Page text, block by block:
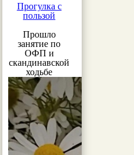
Прогулка с
пользой
Прошло
занятие по
ОФП и
скандинавской
ходьбе